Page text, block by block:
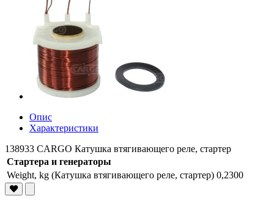
Опис
Характеристики
138933 CARGO Катушка втягивающего реле, стартер
Стартера и генераторы
Weight, kg (Катушка втягивающего реле, стартер) 0,2300